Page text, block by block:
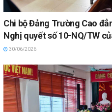
Chi bộ Đảng Trường Cao
Nghị quyết số 10-NQ/TW
30/06/2026